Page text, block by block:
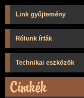
Link gyűjtemény
Rólunk írták
Technikai eszközök